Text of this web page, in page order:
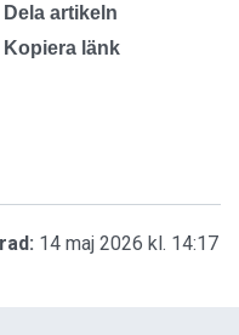
Dela artikeln
Kopiera länk
14 maj 2026 kl. 14:17